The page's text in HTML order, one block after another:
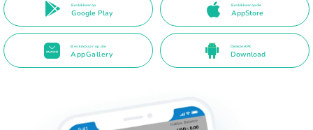
Beskikbaar op
Google Play
Beskikbaar op die
AppStore
Beskikbaar op die
AppGallery
Direkte APK
Download